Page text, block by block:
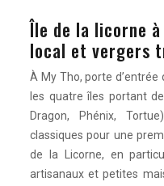
Île de la licorne
local et vergers
À My Tho, porte d’entrée
les quatre îles portant
Dragon, Phénix,
classiques pour une
de la Licorne, en
artisanaux et petites